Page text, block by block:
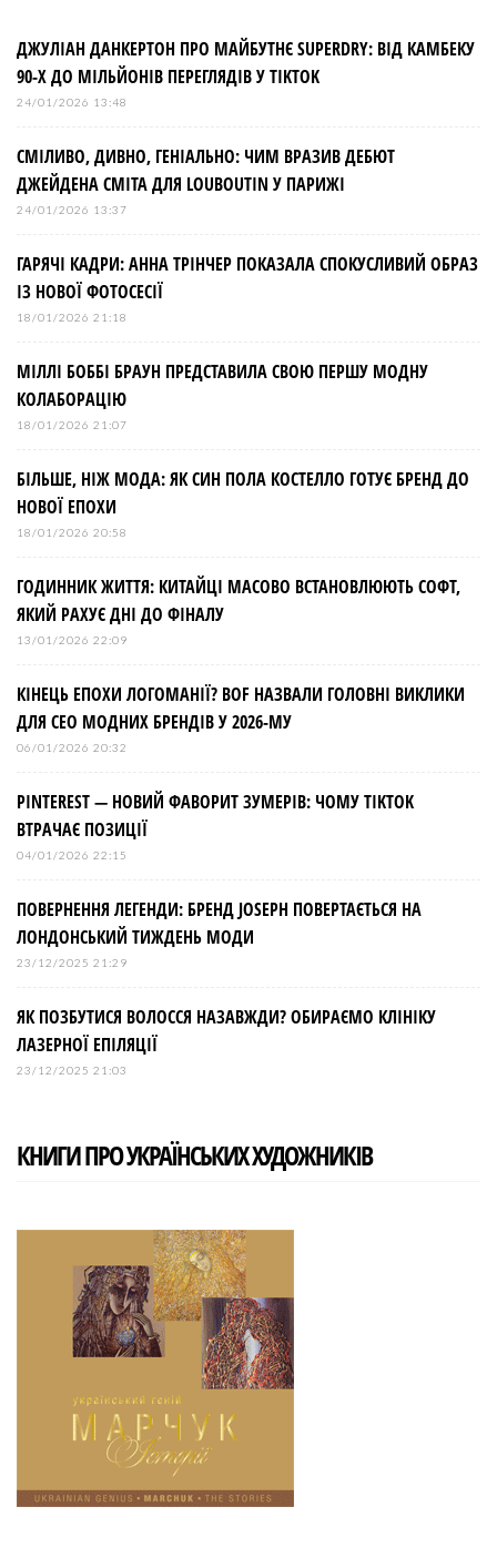
ДЖУЛІАН ДАНКЕРТОН ПРО МАЙБУТНЄ SUPERDRY: ВІД КАМБЕКУ
90-Х ДО МІЛЬЙОНІВ ПЕРЕГЛЯДІВ У TIKTOK
24/01/2026 13:48
СМІЛИВО, ДИВНО, ГЕНІАЛЬНО: ЧИМ ВРАЗИВ ДЕБЮТ
ДЖЕЙДЕНА СМІТА ДЛЯ LOUBOUTIN У ПАРИЖІ
24/01/2026 13:37
ГАРЯЧІ КАДРИ: АННА ТРІНЧЕР ПОКАЗАЛА СПОКУСЛИВИЙ ОБРАЗ
ІЗ НОВОЇ ФОТОСЕСІЇ
18/01/2026 21:18
МІЛЛІ БОББІ БРАУН ПРЕДСТАВИЛА СВОЮ ПЕРШУ МОДНУ
КОЛАБОРАЦІЮ
18/01/2026 21:07
БІЛЬШЕ, НІЖ МОДА: ЯК СИН ПОЛА КОСТЕЛЛО ГОТУЄ БРЕНД ДО
НОВОЇ ЕПОХИ
18/01/2026 20:58
ГОДИННИК ЖИТТЯ: КИТАЙЦІ МАСОВО ВСТАНОВЛЮЮТЬ СОФТ,
ЯКИЙ РАХУЄ ДНІ ДО ФІНАЛУ
13/01/2026 22:09
КІНЕЦЬ ЕПОХИ ЛОГОМАНІЇ? BOF НАЗВАЛИ ГОЛОВНІ ВИКЛИКИ
ДЛЯ СЕО МОДНИХ БРЕНДІВ У 2026-МУ
06/01/2026 20:32
PINTEREST — НОВИЙ ФАВОРИТ ЗУМЕРІВ: ЧОМУ TIKTOK
ВТРАЧАЄ ПОЗИЦІЇ
04/01/2026 22:15
ПОВЕРНЕННЯ ЛЕГЕНДИ: БРЕНД JOSEPH ПОВЕРТАЄТЬСЯ НА
ЛОНДОНСЬКИЙ ТИЖДЕНЬ МОДИ
23/12/2025 21:29
ЯК ПОЗБУТИСЯ ВОЛОССЯ НАЗАВЖДИ? ОБИРАЄМО КЛІНІКУ
ЛАЗЕРНОЇ ЕПІЛЯЦІЇ
23/12/2025 21:03
КНИГИ ПРО УКРАЇНСЬКИХ ХУДОЖНИКІВ